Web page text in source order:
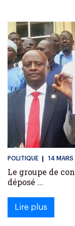
POLITIQUE 14
Le groupe de
déposé ...
Lire plus